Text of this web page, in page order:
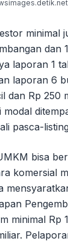
minimal
dan
laporan 1
laporan 6
dan Rp 250
pasca-
bisa
komersial
minimal